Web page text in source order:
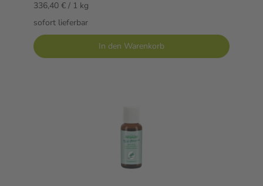
336,40 € / 1 kg
sofort lieferbar
In den Warenkorb